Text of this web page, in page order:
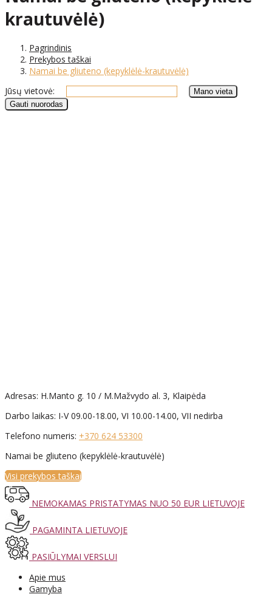
krautuvėlė)
Pagrindinis
Prekybos taškai
Namai be gliuteno (kepyklėlė-krautuvėlė)
Jūsų vietovė:
Adresas: H.Manto g. 10 / M.Mažvydo al. 3, Klaipėda
Darbo laikas: I-V 09.00-18.00, VI 10.00-14.00, VII nedirba
Telefono numeris: +370 624 53300
Namai be gliuteno (kepyklėlė-krautuvėlė)
Visi prekybos taškai
NEMOKAMAS PRISTATYMAS NUO 50 EUR LIETUVOJE
PAGAMINTA LIETUVOJE
PASIŪLYMAI VERSLUI
Apie mus
Gamyba